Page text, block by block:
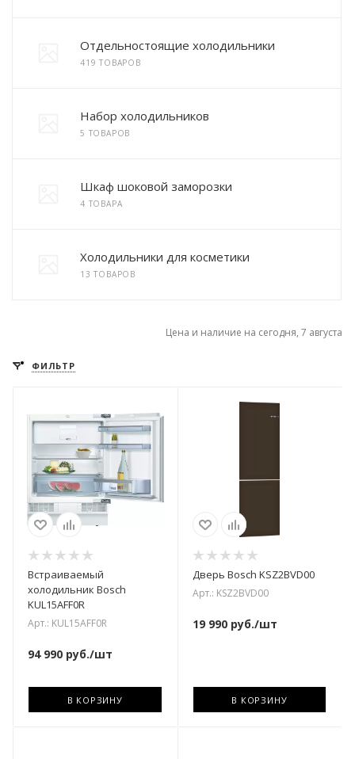
Отдельностоящие холодильники
419 ТОВАРОВ
Набор холодильников
5 ТОВАРОВ
Шкаф шоковой заморозки
4 ТОВАРА
Холодильники для косметики
13 ТОВАРОВ
Цена и наличие на сегодня, 7 августа
ФИЛЬТР
Встраиваемый
холодильник Bosch
KUL15AFF0R
Арт.: KUL15AFF0R
94 990 руб./шт
В КОРЗИНУ
Дверь Bosch KSZ2BVD00
Арт.: KSZ2BVD00
19 990руб./шт
В КОРЗИНУ